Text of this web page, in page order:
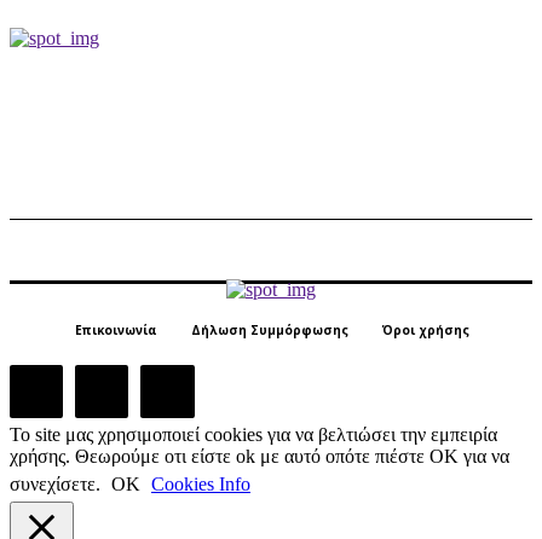
Επικοινωνία Δήλωση Συμμόρφωσης Όροι χρήσης
Το site μας χρησιμοποιεί cookies για να βελτιώσει την εμπειρία
χρήσης. Θεωρούμε οτι είστε ok με αυτό οπότε πιέστε ΟΚ για να
συνεχίσετε. ΟΚ Cookies Info